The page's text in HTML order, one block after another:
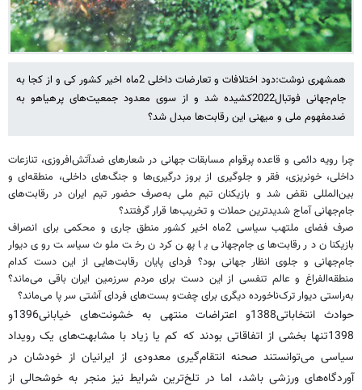
همشهری نوشت:دود اختلافات و تعارضات داخلی 2ماه اخیر کشور کی و از کجا به
جام‌جهانی فوتبال2022کشیده شد و از سوی معدود جمعیت‌های پرهیاهو به
ضدمفهوم ملی و میهنی این رقابت‌ها مبدل شد؟
چرا رویه دائمی و قاعده پرقوام مسابقات جهانی در شعارهای ضدآتش‌افروزی، تنازعات
داخلی، خونریزی، فقر و جلوگیری از بروز درگیری‌ها و جنگ‌های داخلی، منطقه‌ای و
بین‌المللی نقض شد و بازیکنان تیم ملی به‌صرف حضور تیم ایران در رقابت‌های
جام‌جهانی آماج شدیدترین حملات و تخریب‌ها قرار گرفتند؟
صرف فضای ملتهب سیاسی 2ماه اخیر کشور منطق جاری و محکمی برای انصراف
بازیکنان در رقابت‌های جام‌جهانی یا پهن کردن رخت ملوث سیاست روی دیوار
جام‌جهانی و جلوی انظار جهانی بود؟ فردای پایان رقابت‌هایی از این دست کدام
منطقه‌الفراغ و عالم تنفسی از این دست برای مردم سرزمین ایران باقی می‌ماند؟
به‌راستی دیوار ترک‌ناخورده دیگری برای چفت‌و بست‌های فردای آشتی سر پا می‌ماند؟
حوادث انتخاباتی1388و اعتراضات منتهی به خشونت‌های خیابانی1396و
1398تنها بخشی از اتفاقاتی بودند که کم یا زیاد با مشابهت‌های یک رویداد
سیاسی می‌توانستند صحنه انتقام‌گیری معدودی از ایرانیان از خودشان در
آوردگاه‌های ورزشی باشد، اما در تلخ‌ترین شرایط نیز منجر به خوشحالی از